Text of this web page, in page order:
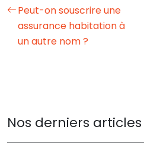
Peut-on souscrire une
assurance habitation à
un autre nom ?
Nos derniers articles